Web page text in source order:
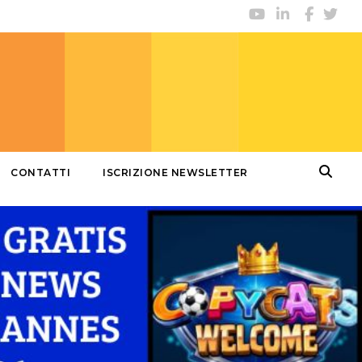
CONTATTI ISCRIZIONE NEWSLETTER